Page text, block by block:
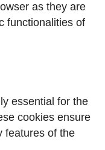
as they are
functionalities of
essential for the
cookies ensure
features of the